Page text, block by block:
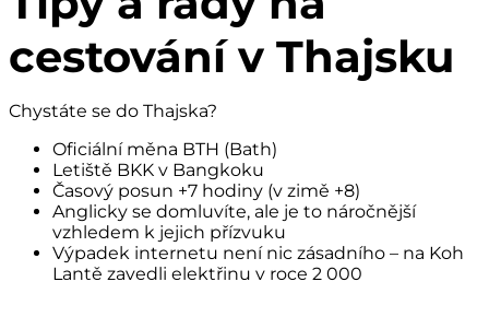
cestování v Thajsku
Chystáte se do Thajska?
Oficiální měna BTH (Bath)
Letiště BKK v Bangkoku
Časový posun +7 hodiny (v zimě +8)
Anglicky se domluvíte, ale je to náročnější
vzhledem k jejich přízvuku
Výpadek internetu není nic zásadního – na Koh
Lantě zavedli elektřinu v roce 2 000